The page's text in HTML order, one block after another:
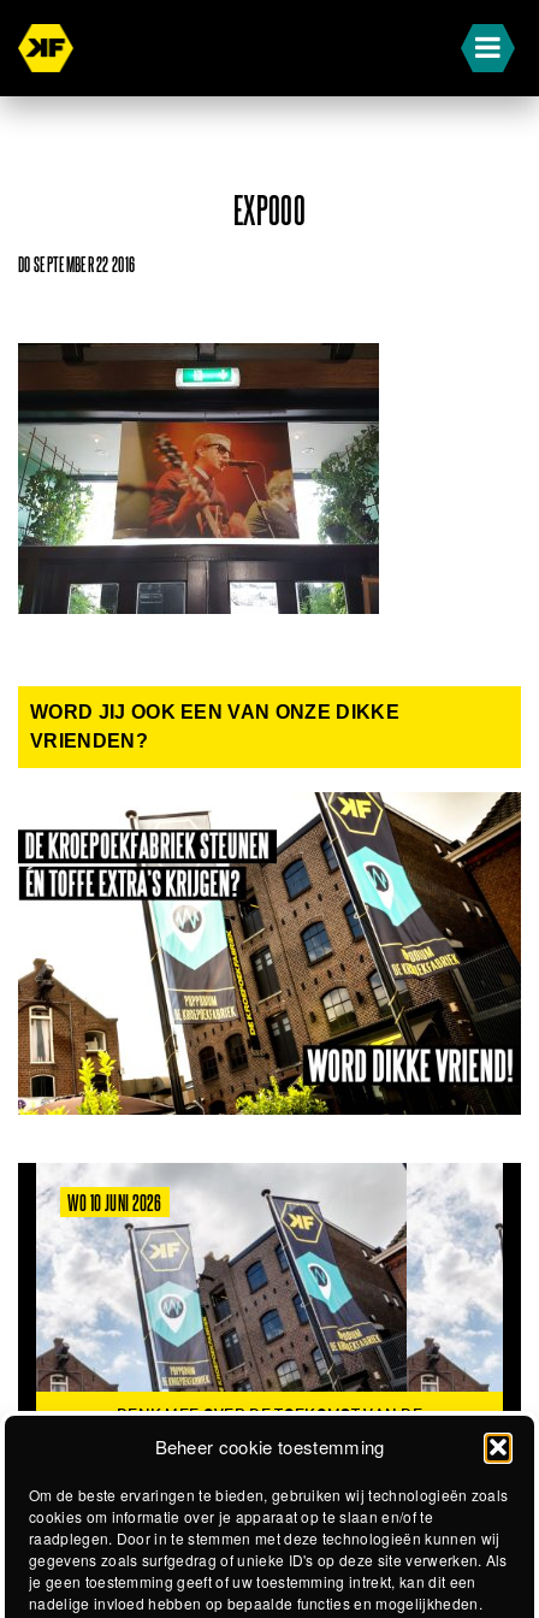
Beheer cookie toestemming
Om de beste ervaringen te bieden, gebruiken wij technologieën zoals
cookies om informatie over je apparaat op te slaan en/of te
raadplegen. Door in te stemmen met deze technologieën kunnen wij
gegevens zoals surfgedrag of unieke ID's op deze site verwerken. Als
je geen toestemming geeft of uw toestemming intrekt, kan dit een
nadelige invloed hebben op bepaalde functies en mogelijkheden.
EXPOOO
DO SEPTEMBER 22 2016
WORD JIJ OOK EEN VAN ONZE DIKKE
VRIENDEN?
WO 10 JUNI 2026
DENK MEE OVER DE TOEKOMST VAN DE
KROEPOEKFABRIEK